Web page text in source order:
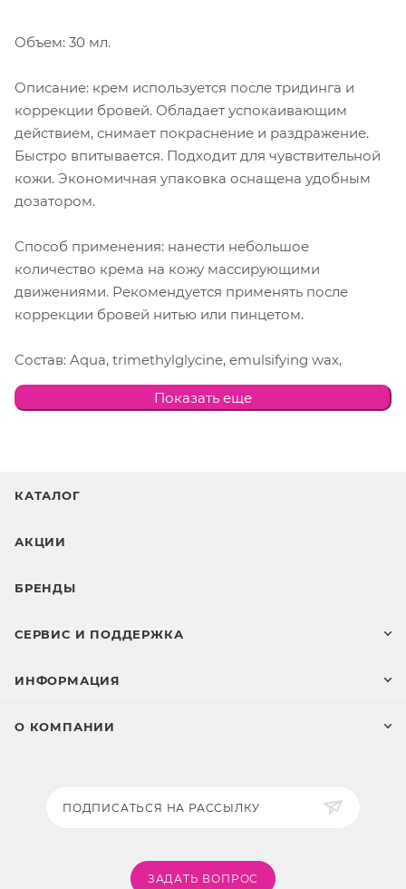
Объем: 30 мл.
Описание: крем используется после тридинга и
коррекции бровей. Обладает успокаивающим
действием, снимает покраснение и раздражение.
Быстро впитывается. Подходит для чувствительной
кожи. Экономичная упаковка оснащена удобным
дозатором.
Способ применения: нанести небольшое
количество крема на кожу массирующими
движениями. Рекомендуется применять после
коррекции бровей нитью или пинцетом.
Состав: Aqua, trimethylglycine, emulsifying wax,
cetearyl alcohol, dipropylene glycol (and) boswellia
serrata gum, phenoxyethanol (and) caprylyl glycol (and)
Показать еще
КАТАЛОГ
АКЦИИ
БРЕНДЫ
СЕРВИС И ПОДДЕРЖКА
ИНФОРМАЦИЯ
О КОМПАНИИ
ПОДПИСАТЬСЯ НА РАССЫЛКУ
ЗАДАТЬ ВОПРОС